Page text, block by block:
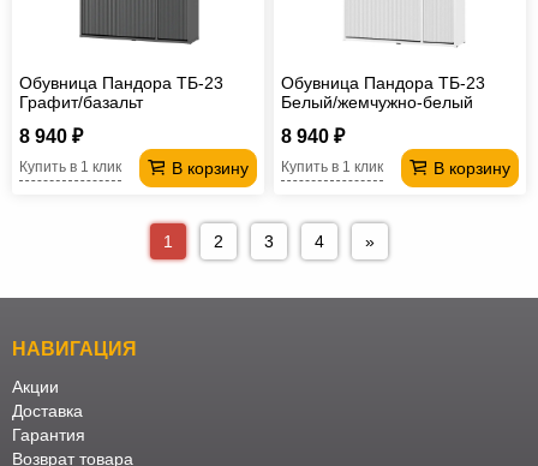
Обувница Пандора ТБ-23
Графит/базальт
8 940 ₽
В корзину
Купить в 1 клик
Обувница Пандора ТБ-23
Белый/жемчужно-белый
8 940 ₽
В корзину
Купить в 1 клик
1 2 3 4 »
НАВИГАЦИЯ
Акции
Доставка
Гарантия
Возврат товара